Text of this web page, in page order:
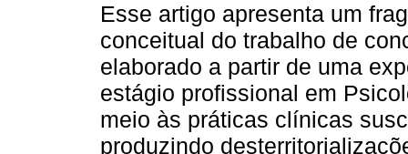
Esse artigo apresenta um
conceitual do trabalho de
elaborado a partir de uma
estágio profissional em
meio às práticas clínicas
produzindo